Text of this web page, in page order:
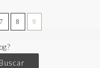
7 8 9
Buscar